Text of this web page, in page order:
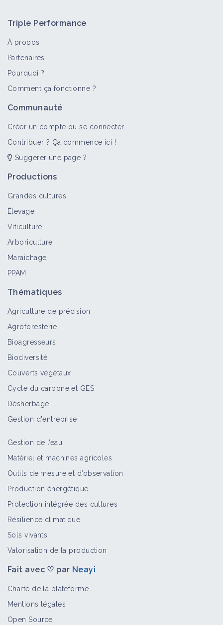
Triple Performance
À propos
Partenaires
Pourquoi ?
Comment ça fonctionne ?
Communauté
Créer un compte ou se connecter
Contribuer ? Ça commence ici !
Suggérer une page ?
Productions
Grandes cultures
Élevage
Viticulture
Arboriculture
Maraîchage
PPAM
Thématiques
Agriculture de précision
Agroforesterie
Bioagresseurs
Biodiversité
Couverts végétaux
Cycle du carbone et GES
Désherbage
Gestion d'entreprise
Gestion de l’eau
Matériel et machines agricoles
Outils de mesure et d’observation
Production énergétique
Protection intégrée des cultures
Résilience climatique
Sols vivants
Valorisation de la production
Fait avec ♡ par Neayi
Charte de la plateforme
Mentions légales
Open Source